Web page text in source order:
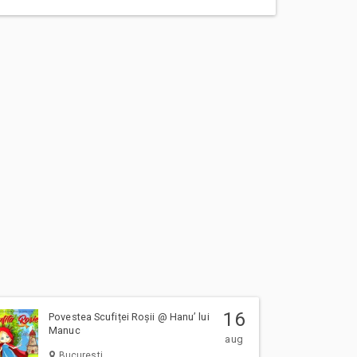
Povestea Scufiței Roșii @ Hanu’ lui
Manuc
16
aug